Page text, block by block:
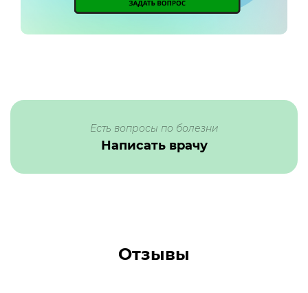
Есть вопросы по болезни
Написать врачу
Отзывы